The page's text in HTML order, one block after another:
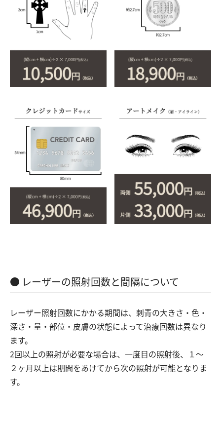
レーザーの照射回数と間隔について
レーザー照射回数にかかる期間は、刺青の大きさ・色・
深さ・量・部位・皮膚の状態によって治療回数は異なり
ます。
2回以上の照射が必要な場合は、一度目の照射後、１～
２ヶ月以上は期間をあけてから次の照射が可能となりま
す。